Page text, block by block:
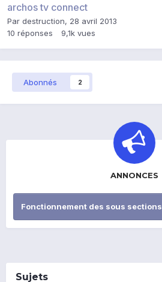
archos tv connect
Par destruction, 28 avril 2013
10 réponses 9,1k vues
Abonnés 2
ANNONCES
Fonctionnement des sous sections
Sujets